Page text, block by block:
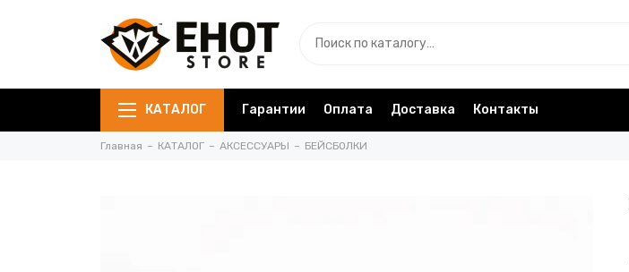
КАТАЛОГ Гарантии Оплата Доставка Контакты
Главная КАТАЛОГ АКСЕССУАРЫ БЕЙСБОЛКИ